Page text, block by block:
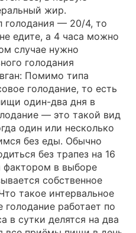
жир.
голодания — 20/4, то
едите, а 4 часа можно
случае нужно
голодания
Помимо типа
голодание, то есть
один-два дня в
— это такой вид
один или несколько
без еды. Обычно
без трапез на 16
в выборе
собственное
такое интервальное
голодание работает по
в сутки делятся на два